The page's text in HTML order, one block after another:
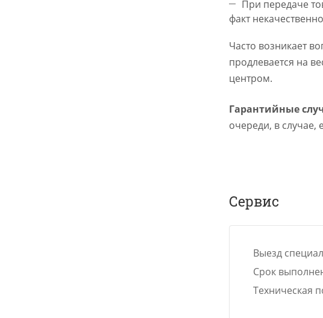
При передаче
факт
Часто возникает
продлевается на
центром.
Гарантийные
очереди, в случае,
Сервис
Выезд
Срок
Техническая